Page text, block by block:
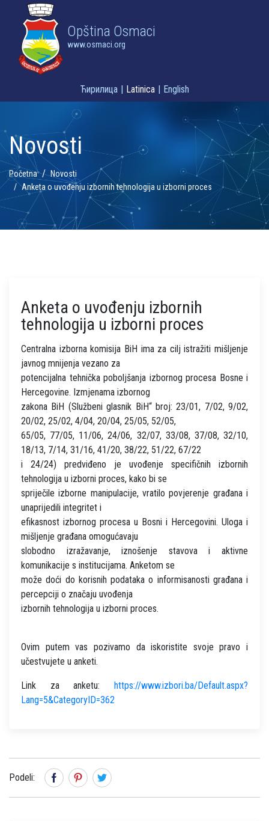
Opština Osmaci
www.osmaci.org
Ћирилица | Latinica | English
Novosti
Početna
Novosti
Anketa o uvođenju izbornih tehnologija u izborni proces
Anketa o uvođenju izbornih
tehnologija u izborni proces
Centralna izborna komisija BiH ima za cilj istražiti mišljenje
javnog mnijenja vezano za
potencijalna tehnička poboljšanja izbornog procesa Bosne i
Hercegovine. Izmjenama izbornog
zakona BiH (Službeni glasnik BiH“ broj: 23/01, 7/02, 9/02,
20/02, 25/02, 4/04, 20/04, 25/05, 52/05,
65/05, 77/05, 11/06, 24/06, 32/07, 33/08, 37/08, 32/10,
18/13, 7/14, 31/16, 41/20, 38/22, 51/22, 67/22
i 24/24) predviđeno je uvođenje specifičnih izbornih
tehnologija u izborni proces, kako bi se
spriječile izborne manipulacije, vratilo povjerenje građana i
unaprijedili integritet i
efikasnost izbornog procesa u Bosni i Hercegovini. Uloga i
mišljenje građana omogućavaju
slobodno izražavanje, iznošenje stavova i aktivne
komunikacije s institucijama. Anketom se
može doći do korisnih podataka o informisanosti građana i
percepciji o značaju uvođenja
izbornih tehnologija u izborni proces.
Ovim putem vas pozivamo da iskoristite svoje pravo i
učestvujete u anketi.
Link za anketu: https://www.izbori.ba/Default.aspx?
Lang=5&CategoryID=362
Podeli: